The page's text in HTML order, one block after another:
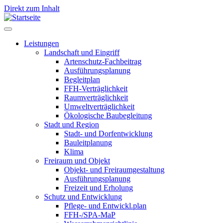
Direkt zum Inhalt
Leistungen
Leistungen
Landschaft und Eingriff
Artenschutz-Fachbeitrag
Ausführungsplanung
Begleitplan
FFH-Verträglichkeit
Raumverträglichkeit
Umweltverträglichkeit
Ökologische Baubegleitung
Stadt und Region
Stadt- und Dorfentwicklung
Bauleitplanung
Klima
Freiraum und Objekt
Objekt- und Freiraumgestaltung
Ausführungsplanung
Freizeit und Erholung
Schutz und Entwicklung
Pflege- und Entwickl.plan
FFH-/SPA-MaP